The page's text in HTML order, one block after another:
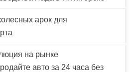
арок для
на рынке
авто за 24 часа без